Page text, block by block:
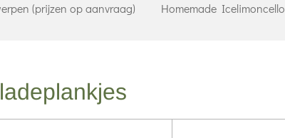
(prijzen op aanvraag) Homemade Icelimoncello